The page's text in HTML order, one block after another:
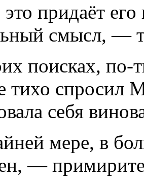
придаёт его
смысл, —
поисках, по-
тихо спросил
себя
мере, в
—